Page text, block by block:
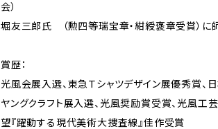
会）
堀友三郎氏 （勲四等瑞宝章・紺綬褒章受賞）に
賞歴：
光風会展入選、東急Ｔシャツデザイン展優秀賞、
ヤングクラフト展入選、光風奨励賞受賞、光風工
望『躍動する現代美術大捜査線』佳作受賞